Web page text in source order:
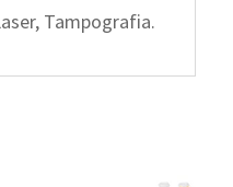
Tampografia.